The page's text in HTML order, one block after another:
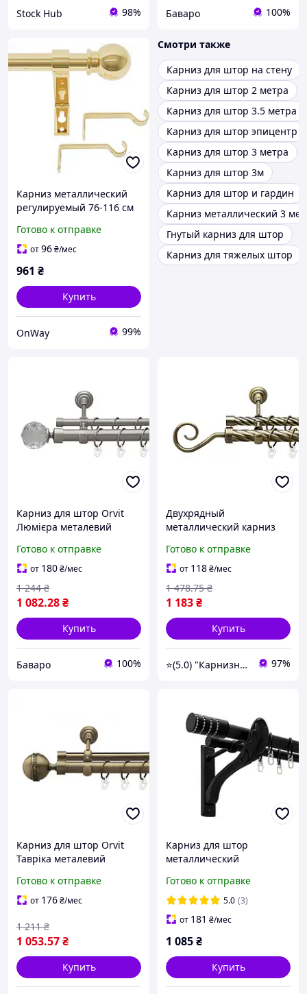
Stock Hub 98% Баваро 100%
Карниз металлический
регулируемый 76-116 см
настенный стильный
штанговый
Готово к отправке
от96₴/мес
961 ₴
Купить
OnWay 99%
Смотри также
Карниз для штор на стену
Карниз для штор 2 метра
Карниз для штор 3.5 метра
Карниз для штор эпицентр
Карниз для штор 3 метра
Карниз для штор 3м
Карниз для штор и гардин
Карниз металлический 3
Гнутый карниз для штор
Карниз для тяжелых штор
Карниз для штор Orvit
Люмієра металевий
кільце металеве Сатин
25\19 мм 160 см
Готово к отправке
от 180₴/мес
1 082.28₴
1 244 ₴
Купить
Баваро 100%
Двухрядный
металлический карниз
витая трубка,
металлическое кольцо,
античный стиль, 25/19
мм, 240 см
Готово к отправке
от 118₴/мес
1 183₴
1 478.75 ₴
Купить
⭐️(5.0) "Карнизный Гуру" интернет-магазин карнизов, штор, гардин и жалюзи 97%
Карниз для штор Orvit
Тавріка металевий
кільце металеве Антик
25\19 мм 160 см
Готово к отправке
от 176₴/мес
1 053.57₴
1 211 ₴
Купить
Карниз для штор
металлический
см Черный матовый
Ретро Барамелла Orvit
Готово к отправке
5.0 (3)
от 181 ₴/мес
1 085₴
Купить